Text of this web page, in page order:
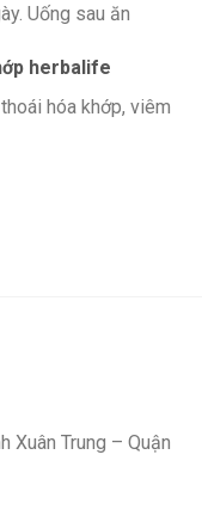
Uống sau ăn
herbalife
hóa khớp, viêm
Xuân Trung – Quận